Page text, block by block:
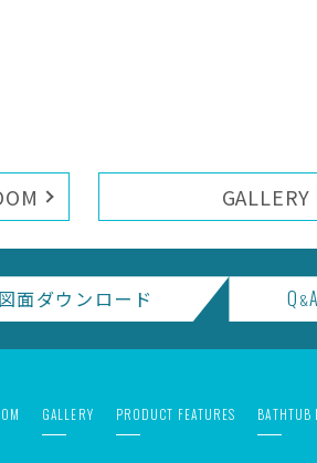
GALLERY
図面ダウンロード Q &A
GALLERY PRODUCT FEATURES BATHTUB